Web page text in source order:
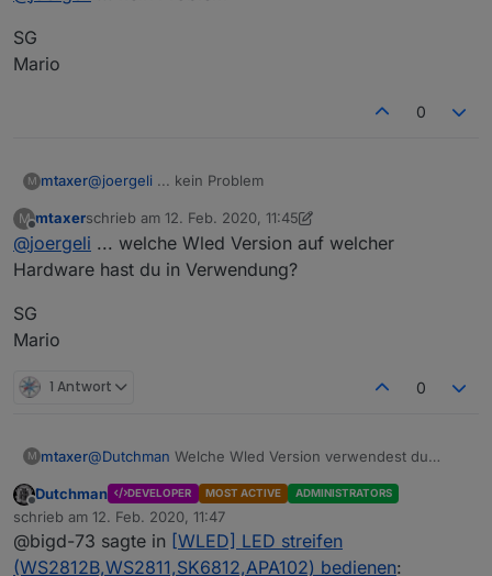
SG
Mario
0
M mtaxer@joergeli ... kein Problem
SG
Mario
M
Offline
mtaxerschrieb am 12. Feb. 2020, 11:45
zuletzt editiert von mtaxer 2. Dez. 2020, 12:46
@joergeli ... welche Wled Version auf welcher
Hardware hast du in Verwendung?
SG
Mario
1 Antwort 0
M mtaxer@Dutchman Welche Wled Version verwendest du
Ich habe aktuell 0.9.0-b1 in Verwendung auf jeweils
einer NodeMCU v3 und einen Wemos Mini Pro
Von der 0.9.0-b1 liest man ja von Problemen mit mDNS
und ständigen Reboots ...
SG
Mario
Offline
Dutchman DEVELOPER MOST ACTIVE ADMINISTRATORS
schrieb am 12. Feb. 2020, 11:47
zuletzt editiert von
@bigd-73 sagte in [WLED] LED streifen
(WS2812B,WS2811,SK6812,APA102) bedienen: